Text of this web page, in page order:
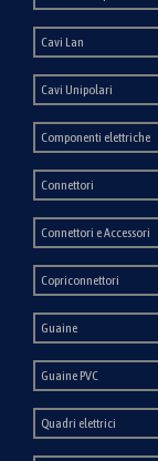
Cavi Lan
Cavi Unipolari
Componenti elettriche
Connettori
Connettori e Accessori
Copriconnettori
Guaine
Guaine PVC
Quadri elettrici